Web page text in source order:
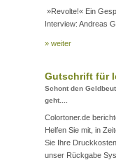
»Revolte!« Ein
Interview: Andreas
» weiter
Gutschrift für
Schont den
geht....
Colortoner.de
Helfen Sie mit, in
Sie Ihre
unser Rückgabe